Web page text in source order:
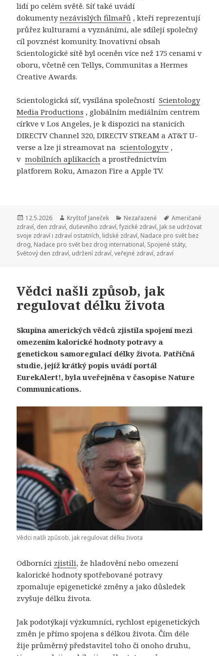
lidí po celém světě. Síť také uvádí
dokumentynezávislých filmařů , kteří reprezentují
průřez kulturami a vyznáními, ale sdílejí společný
cíl povznést komunity. Inovativní obsah
Scientologické sítě byl oceněn více než 175 cenami v
oboru, včetně cen Tellys, Communitas a Hermes
Creative Awards.
Scientologická síť, vysílána společnostíScientology
Media Productions , globálním mediálním centrem
církve v Los Angeles, je k dispozici na stanicích
DIRECTV Channel 320, DIRECTV STREAM a AT&T U-
verse a lze ji streamovat nascientology.tv ,
vmobilních aplikacích a prostřednictvím
platforem Roku, Amazon Fire a Apple TV.
Publikováno:
12.5.2026 Autor:
Kryštof Janeček Rubriky:
Nezařazené Štítky:
Američané
zdraví, den zdraví, duševního zdraví,fyzické zdraví, Jak se udržovat
svoje zdraví i zdraví ostatních, lidské zdraví, Nadace pro svět bez
drog, Nadace pro svět bez drog international, Spojené státy,
Světový den zdraví, udržení zdraví,veřejné zdraví, zdraví
Vědci našli způsob, jak
regulovat délku života
Skupina amerických vědců zjistila spojení mezi
omezením kalorické hodnoty potravy a
genetickou samoregulací délky života. Patřičná
studie, jejíž krátký popis uvádí portál
EurekAlert!, byla uveřejněna v časopise Nature
Communications.
Vědci našli způsob, jak regulovat délku života
Odborníci zjistili, že hladovění nebo omezení
kalorické hodnoty spotřebované potravy
zpomaluje epigenetické změny a jako důsledek
zvyšuje délku života.
Jak podotýkají výzkumníci, rychlost epigenetických
změn je přímo spojena s délkou života. Čím déle
žije průměrný představitel toho či onoho druhu,